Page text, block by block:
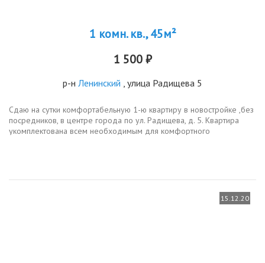
1 комн. кв., 45м²
1 500 ₽
р-н Ленинский , улица Радищева 5
Сдаю на сутки комфортабельную 1-ю квартиру в новостройке ,без
посредников, в центре города по ул. Радищева, д. 5. Квартира
укомплектована всем необходимым для комфортного
15.12.20